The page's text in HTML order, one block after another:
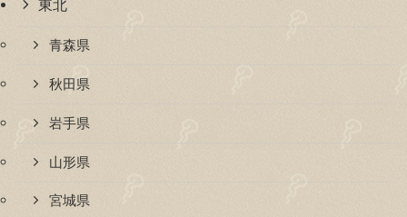
東北
青森県
秋田県
岩手県
山形県
宮城県